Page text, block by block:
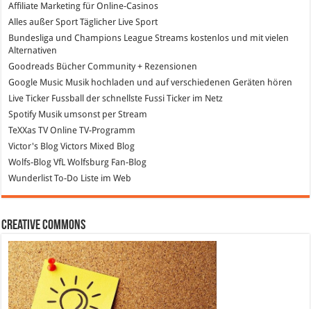
Affiliate Marketing für Online-Casinos
Alles außer SportTäglicher Live Sport
Bundesliga und Champions League Streams kostenlos und mit vielen
Alternativen
Goodreads Bücher Community + Rezensionen
Google Music Musik hochladen und auf verschiedenen Geräten hören
Live Ticker Fussball
der schnellste Fussi Ticker im Netz
SpotifyMusik umsonst per Stream
TeXXas TVOnline TV-Programm
Victor's Blog Victors Mixed Blog
Wolfs-Blog VfL Wolfsburg Fan-Blog
WunderlistTo-Do Liste im Web
Creative Commons